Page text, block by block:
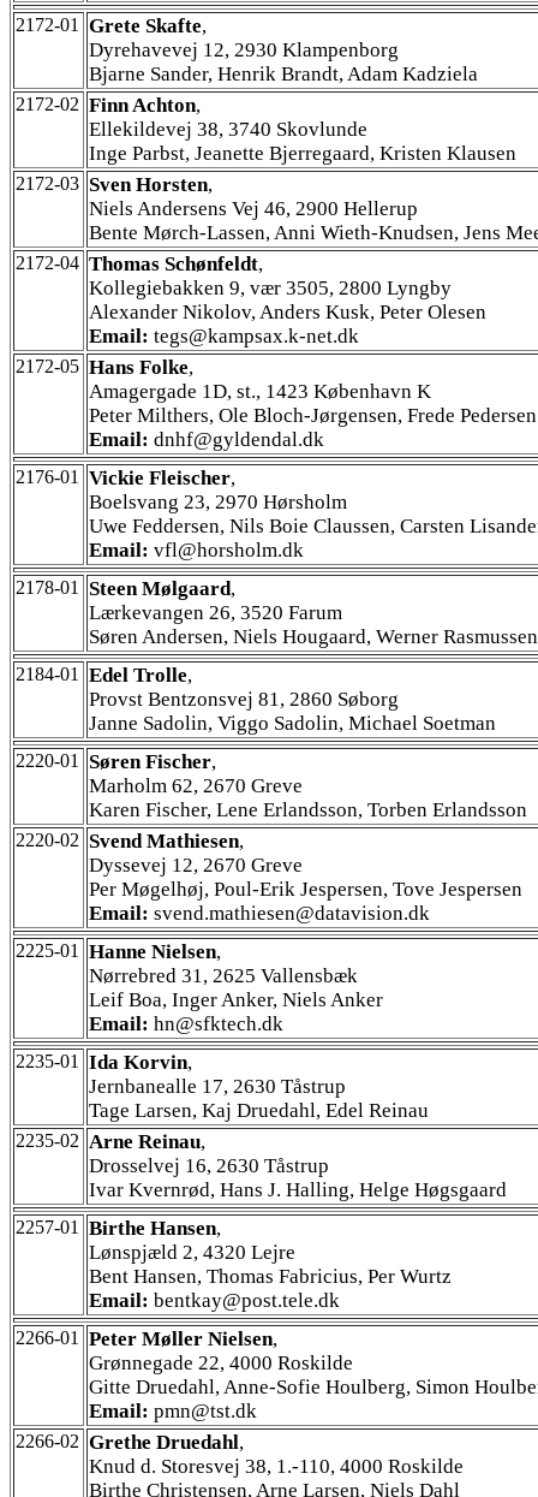
2172-01 Grete Skafte,
Dyrehavevej 12, 2930 Klampenborg
Bjarne Sander, Henrik Brandt, Adam Kadziela
2172-02 Finn Achton,
Ellekildevej 38, 3740 Skovlunde
Inge Parbst, Jeanette Bjerregaard, Kristen Klausen
2172-03 Sven Horsten,
Niels Andersens Vej 46, 2900 Hellerup
Bente Mørch-Lassen, Anni Wieth-Knudsen, Jens
2172-04 Thomas Schønfeldt,
Kollegiebakken 9, vær 3505, 2800 Lyngby
Alexander Nikolov, Anders Kusk, Peter Olesen
Email: tegs@kampsax.k-net.dk
2172-05 Hans Folke,
Amagergade 1D, st., 1423 København K
Peter Milthers, Ole Bloch-Jørgensen, Frede Pedersen
Email: dnhf@gyldendal.dk
2176-01 Vickie Fleischer,
Boelsvang 23, 2970 Hørsholm
Uwe Feddersen, Nils Boie Claussen, Carsten
Email: vfl@horsholm.dk
2178-01 Steen Mølgaard,
Lærkevangen 26, 3520 Farum
Søren Andersen, Niels Hougaard, Werner Rasmussen
2184-01 Edel Trolle,
Provst Bentzonsvej 81, 2860 Søborg
Janne Sadolin, Viggo Sadolin, Michael Soetman
2220-01 Søren Fischer,
Marholm 62, 2670 Greve
Karen Fischer, Lene Erlandsson, Torben Erlandsson
2220-02 Svend Mathiesen,
Dyssevej 12, 2670 Greve
Per Møgelhøj, Poul-Erik Jespersen, Tove Jespersen
Email: svend.mathiesen@datavision.dk
2225-01 Hanne Nielsen,
Nørrebred 31, 2625 Vallensbæk
Leif Boa, Inger Anker, Niels Anker
Email: hn@sfktech.dk
2235-01 Ida Korvin,
Jernbanealle 17, 2630 Tåstrup
Tage Larsen, Kaj Druedahl, Edel Reinau
2235-02 Arne Reinau,
Drosselvej 16, 2630 Tåstrup
Ivar Kvernrød, Hans J. Halling, Helge Høgsgaard
2257-01 Birthe Hansen,
Lønspjæld 2, 4320 Lejre
Bent Hansen, Thomas Fabricius, Per Wurtz
Email: bentkay@post.tele.dk
2266-01 Peter Møller Nielsen,
Grønnegade 22, 4000 Roskilde
Gitte Druedahl, Anne-Sofie Houlberg, Simon
Email: pmn@tst.dk
2266-02 Grethe Druedahl,
Knud d. Storesvej 38, 1.-110, 4000 Roskilde
Birthe Christensen, Arne Larsen, Niels Dahl